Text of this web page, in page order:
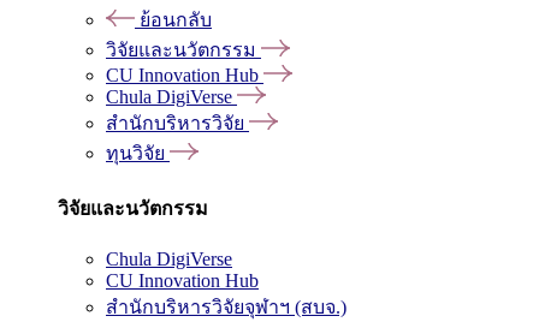
ย้อนกลับ
วิจัยและนวัตกรรม
CU Innovation Hub
Chula DigiVerse
สำนักบริหารวิจัย
ทุนวิจัย
วิจัยและนวัตกรรม
Chula DigiVerse
CU Innovation Hub
สำนักบริหารวิจัยจุฬาฯ (สบจ.)